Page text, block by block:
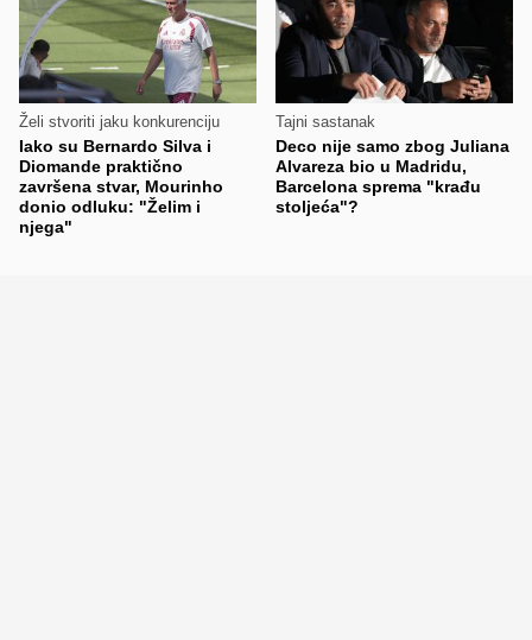
Želi stvoriti jaku konkurenciju
Iako su Bernardo Silva i
Diomande praktično
završena stvar, Mourinho
donio odluku: "Želim i
njega"
Tajni sastanak
Deco nije samo zbog Juliana
Alvareza bio u Madridu,
Barcelona sprema "krađu
stoljeća"?